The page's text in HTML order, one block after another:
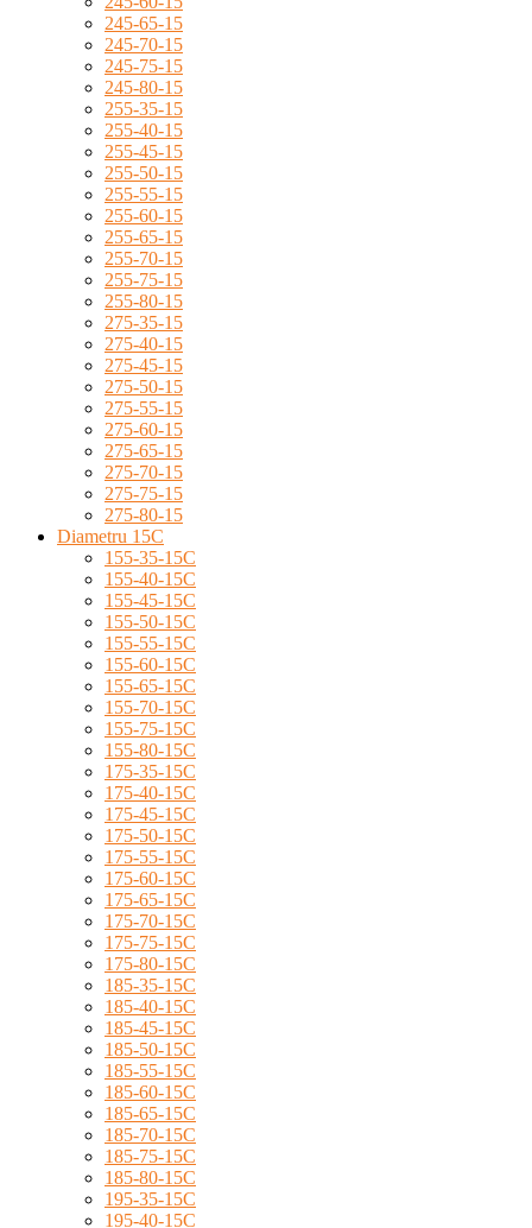
245-65-15
245-70-15
245-75-15
245-80-15
255-35-15
255-40-15
255-45-15
255-50-15
255-55-15
255-60-15
255-65-15
255-70-15
255-75-15
255-80-15
275-35-15
275-40-15
275-45-15
275-50-15
275-55-15
275-60-15
275-65-15
275-70-15
275-75-15
275-80-15
Diametru 15C
155-35-15C
155-40-15C
155-45-15C
155-50-15C
155-55-15C
155-60-15C
155-65-15C
155-70-15C
155-75-15C
155-80-15C
175-35-15C
175-40-15C
175-45-15C
175-50-15C
175-55-15C
175-60-15C
175-65-15C
175-70-15C
175-75-15C
175-80-15C
185-35-15C
185-40-15C
185-45-15C
185-50-15C
185-55-15C
185-60-15C
185-65-15C
185-70-15C
185-75-15C
185-80-15C
195-35-15C
195-40-15C